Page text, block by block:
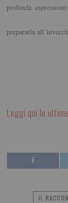
profonda
prepararla
Leggi qui le
IL